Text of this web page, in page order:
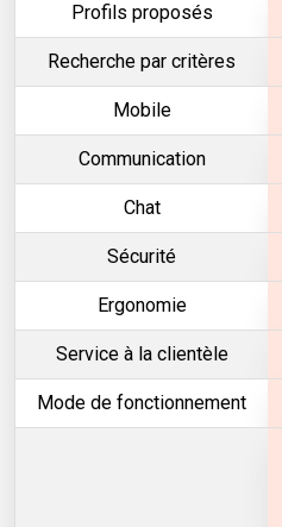
Profils proposés
Recherche par critères
Mobile
Communication
Chat
Sécurité
Ergonomie
Service à la clientèle
Mode de fonctionnement